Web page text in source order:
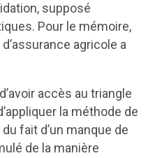
supposé
Pour le mémoire,
agricole a
accès au triangle
la méthode de
fait d’un manque de
de la manière